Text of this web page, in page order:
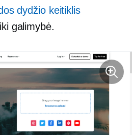
dydžio keitiklis
galimybė.